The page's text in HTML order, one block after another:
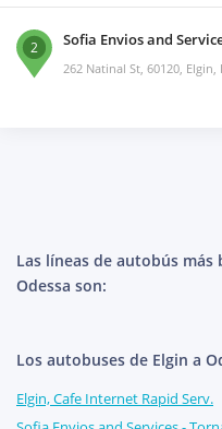
2 Sofia Envios and
262 Natinal St, 60120, Elgin,
Las líneas de autobús más
Odessa son:
Los autobuses de Elgin a
Elgin, Cafe Internet Rapid Serv.